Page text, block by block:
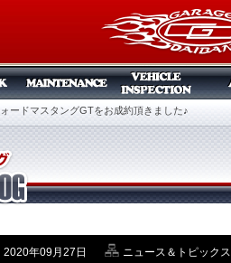
ードマスタングGTをお成約頂きました♪
2020年09月27日 ニュース＆トピックス